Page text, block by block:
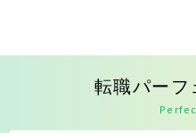
転職パーフ